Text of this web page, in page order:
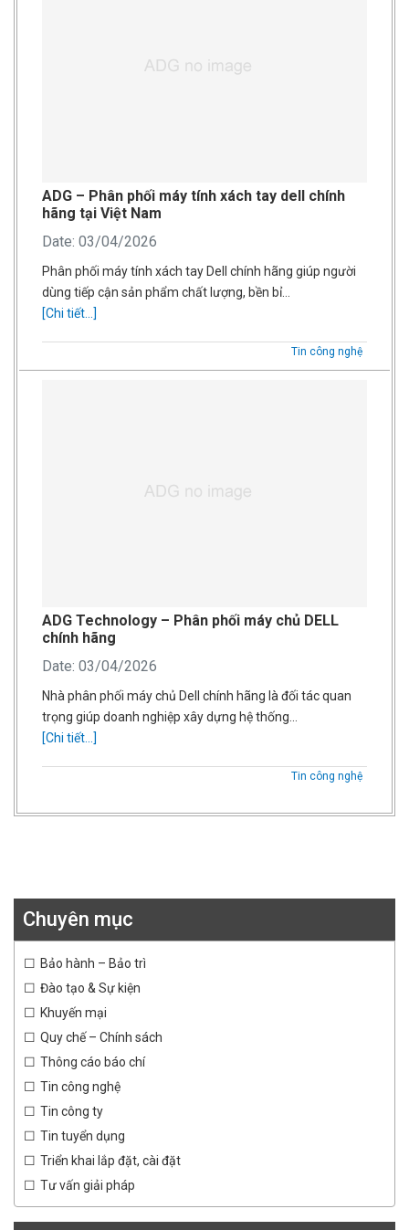
ADG – Phân phối máy tính xách tay dell chính
hãng tại Việt Nam
Date: 03/04/2026
Phân phối máy tính xách tay Dell chính hãng giúp người
dùng tiếp cận sản phẩm chất lượng, bền bỉ…
[Chi tiết...]
Tin công nghệ
ADG Technology – Phân phối máy chủ DELL
chính hãng
Date: 03/04/2026
Nhà phân phối máy chủ Dell chính hãng là đối tác quan
trọng giúp doanh nghiệp xây dựng hệ thống…
[Chi tiết...]
Tin công nghệ
Chuyên mục
Bảo hành – Bảo trì
Đào tạo & Sự kiện
Khuyến mại
Quy chế – Chính sách
Thông cáo báo chí
Tin công nghệ
Tin công ty
Tin tuyển dụng
Triển khai lắp đặt, cài đặt
Tư vấn giải pháp